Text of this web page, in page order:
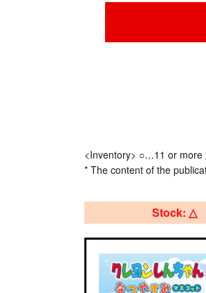
<Inventory> ○…11 or
* The content of the
Stock: △